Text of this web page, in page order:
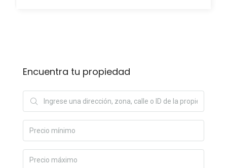
Encuentra tu propiedad